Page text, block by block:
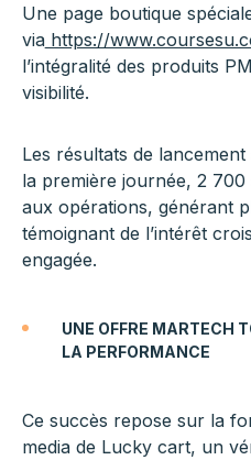
Une page boutique
viahttps://
l’intégralité des produits
visibilité.
Les résultats de
la première journée, 2
aux opérations, générant
témoignant de l’intérêt
engagée.
UNE OFFRE MARTECH
LA PERFORMANCE
Ce succès repose sur la
media de Lucky cart, un